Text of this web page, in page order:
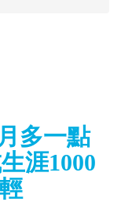
多一點
涯1000